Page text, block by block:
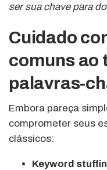
ser sua chave para
Cuidado
comuns ao
palavras-
Embora pareça
comprometer seus
clássicos:
Keyword